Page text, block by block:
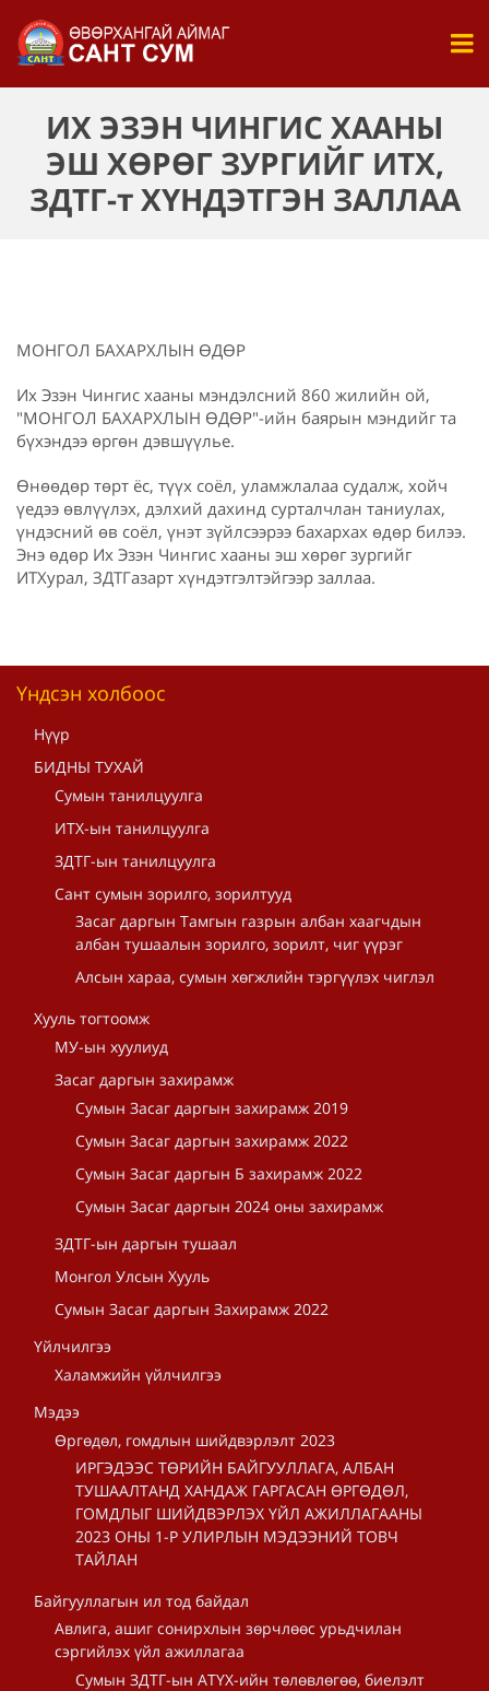
ИХ ЭЗЭН ЧИНГИС ХААНЫ
ЭШ ХӨРӨГ ЗУРГИЙГ ИТХ,
ЗДТГ-т ХҮНДЭТГЭН ЗАЛЛАА
МОНГОЛ БАХАРХЛЫН ӨДӨР
Их Эзэн Чингис хааны мэндэлсний 860 жилийн ой,
"МОНГОЛ БАХАРХЛЫН ӨДӨР"-ийн баярын мэндийг та
бүхэндээ өргөн дэвшүүлье.
Өнөөдөр төрт ёс, түүх соёл, уламжлалаа судалж, хойч
үедээ өвлүүлэх, дэлхий дахинд сурталчлан таниулах,
үндэсний өв соёл, үнэт зүйлсээрээ бахархах өдөр билээ.
Энэ өдөр Их Эзэн Чингис хааны эш хөрөг зургийг
ИТХурал, ЗДТГазарт хүндэтгэлтэйгээр заллаа.
Үндсэн холбоос
Нүүр
БИДНЫ ТУХАЙ
Сумын танилцуулга
ИТХ-ын танилцуулга
ЗДТГ-ын танилцуулга
Сант сумын зорилго, зорилтууд
Засаг даргын Тамгын газрын албан хаагчдын
албан тушаалын зорилго, зорилт, чиг үүрэг
Алсын хараа, сумын хөгжлийн тэргүүлэх чиглэл
Хууль тогтоомж
МУ-ын хуулиуд
Засаг даргын захирамж
Сумын Засаг даргын захирамж 2019
Сумын Засаг даргын захирамж 2022
Сумын Засаг даргын Б захирамж 2022
Сумын Засаг даргын 2024 оны захирамж
ЗДТГ-ын даргын тушаал
Монгол Улсын Хууль
Сумын Засаг даргын Захирамж 2022
Үйлчилгээ
Халамжийн үйлчилгээ
Мэдээ
Өргөдөл, гомдлын шийдвэрлэлт 2023
ИРГЭДЭЭС ТӨРИЙН БАЙГУУЛЛАГА, АЛБАН
ТУШААЛТАНД ХАНДАЖ ГАРГАСАН ӨРГӨДӨЛ,
ГОМДЛЫГ ШИЙДВЭРЛЭХ ҮЙЛ АЖИЛЛАГААНЫ
2023 ОНЫ 1-Р УЛИРЛЫН МЭДЭЭНИЙ ТОВЧ
ТАЙЛАН
Байгууллагын ил тод байдал
Авлига, ашиг сонирхлын зөрчлөөс урьдчилан
сэргийлэх үйл ажиллагаа
Сумын ЗДТГ-ын АТҮХ-ийн төлөвлөгөө, биелэлт